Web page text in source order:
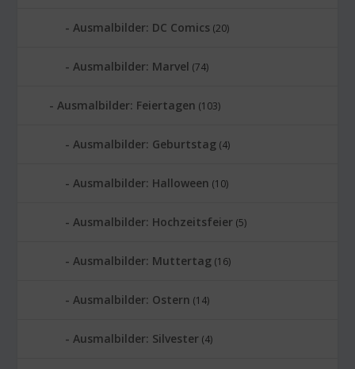
Ausmalbilder: DC Comics (20)
Ausmalbilder: Marvel (74)
Ausmalbilder: Feiertagen (103)
Ausmalbilder: Geburtstag (4)
Ausmalbilder: Halloween (10)
Ausmalbilder: Hochzeitsfeier (5)
Ausmalbilder: Muttertag (16)
Ausmalbilder: Ostern (14)
Ausmalbilder: Silvester (4)